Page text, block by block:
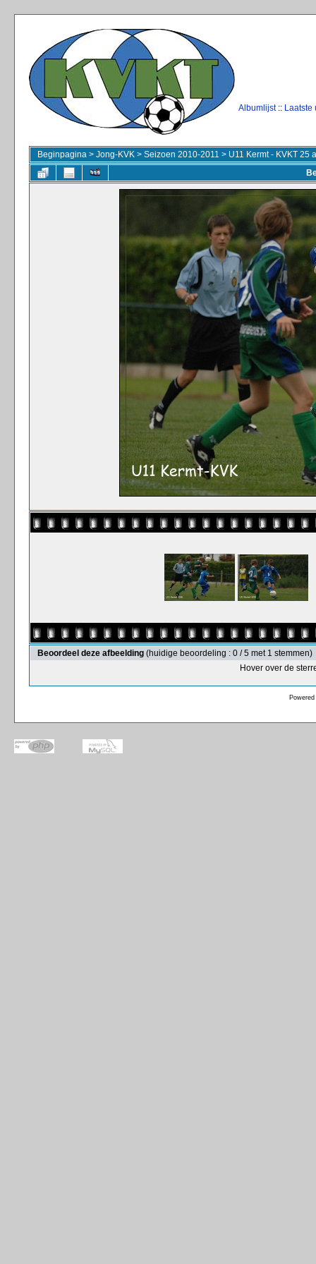
Albumlijst:: Laatste
Beginpagina > Jong-KVK > Seizoen 2010-2011 > U11 Kermt - KVKT 25
Beoordeel deze afbeelding (huidige beoordeling : 0 / 5 met 1 stemmen)
Hover over de